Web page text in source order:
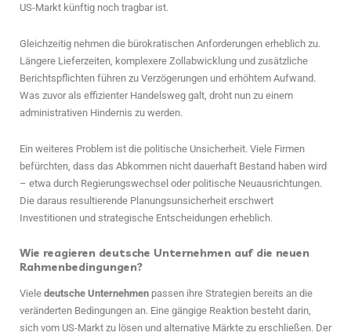
US-Markt künftig noch tragbar ist.
Gleichzeitig nehmen die bürokratischen Anforderungen erheblich zu.
Längere Lieferzeiten, komplexere Zollabwicklung und zusätzliche
Berichtspflichten führen zu Verzögerungen und erhöhtem Aufwand.
Was zuvor als effizienter Handelsweg galt, droht nun zu einem
administrativen Hindernis zu werden.
Ein weiteres Problem ist die politische Unsicherheit. Viele Firmen
befürchten, dass das Abkommen nicht dauerhaft Bestand haben wird
– etwa durch Regierungswechsel oder politische Neuausrichtungen.
Die daraus resultierende Planungsunsicherheit erschwert
Investitionen und strategische Entscheidungen erheblich.
Wie reagieren deutsche Unternehmen auf die neuen
Rahmenbedingungen?
Viele deutsche Unternehmen passen ihre Strategien bereits an die
veränderten Bedingungen an. Eine gängige Reaktion besteht darin,
sich vom US-Markt zu lösen und alternative Märkte zu erschließen. Der